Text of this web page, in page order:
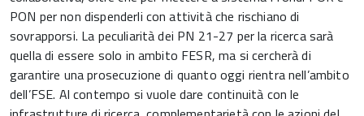
PON per non dispenderli con attività che rischiano di
sovrapporsi. La peculiarità dei PN 21-27 per la ricerca sarà
quella di essere solo in ambito FESR, ma si cercherà di
garantire una prosecuzione di quanto oggi rientra nell’ambito
dell’FSE. Al contempo si vuole dare continuità con le